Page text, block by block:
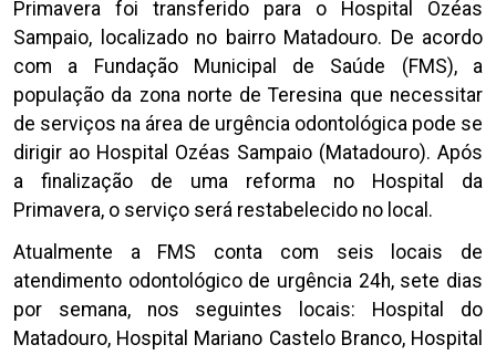
Primavera foi transferido para o Hospital Ozéas
Sampaio, localizado no bairro Matadouro. De acordo
com a Fundação Municipal de Saúde (FMS), a
população da zona norte de Teresina que necessitar
de serviços na área de urgência odontológica pode se
dirigir ao Hospital Ozéas Sampaio (Matadouro). Após
a finalização de uma reforma no Hospital da
Primavera, o serviço será restabelecido no local.
Atualmente a FMS conta com seis locais de
atendimento odontológico de urgência 24h, sete dias
por semana, nos seguintes locais: Hospital do
Matadouro, Hospital Mariano Castelo Branco, Hospital